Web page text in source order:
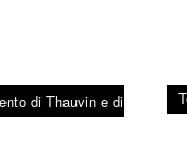
di Thauvin e di